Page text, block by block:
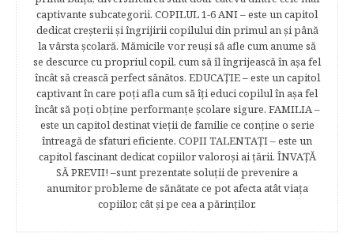
captivante subcategorii. COPILUL 1-6 ANI – este un capitol
dedicat creşterii şi îngrijirii copilului din primul an şi până
la vârsta şcolară. Mămicile vor reuşi să afle cum anume să
se descurce cu propriul copil, cum să îl îngrijească în aşa fel
încât să crească perfect sănătos. EDUCAŢIE – este un capitol
captivant în care poţi afla cum să îţi educi copilul în aşa fel
încât să poţi obţine performanţe şcolare sigure. FAMILIA –
este un capitol destinat vieţii de familie ce conţine o serie
întreagă de sfaturi eficiente. COPII TALENTAŢI – este un
capitol fascinant dedicat copiilor valoroși ai țării. ÎNVAŢĂ
SĂ PREVII! –sunt prezentate soluţii de prevenire a
anumitor probleme de sănătate ce pot afecta atât viaţa
copiilor, cât şi pe cea a părinţilor.